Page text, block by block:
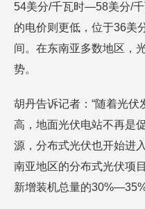
54美分/千瓦时—58美分/
的电价则更低，位于36美
间。在东南亚多数地区，
势。
胡丹告诉记者：“随着光
高，地面光伏电站不再是
源，分布式光伏也开始进
南亚地区的分布式光伏项
新增装机总量的